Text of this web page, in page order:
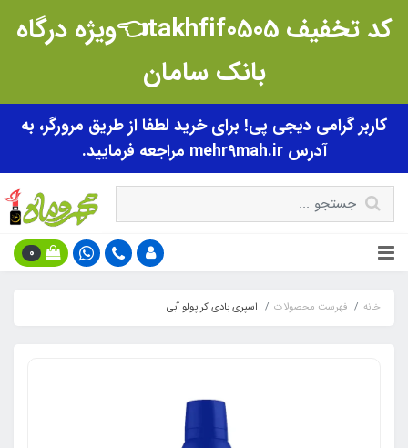
کد تخفیف takhfif0505👈ویژه درگاه
بانک سامان
کاربر گرامی دیجی پی! برای خرید لطفا از طریق مرورگر، به
آدرس mehr9mah.ir مراجعه فرمایید.
0
خانه فهرست محصولات اسپری بادی کر پولو آبی